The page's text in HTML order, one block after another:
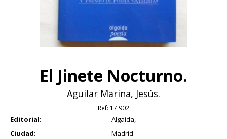
El Jinete Nocturno.
Aguilar Marina, Jesús.
Ref: 17.902
Editorial:
Algaida,
Ciudad:
Madrid